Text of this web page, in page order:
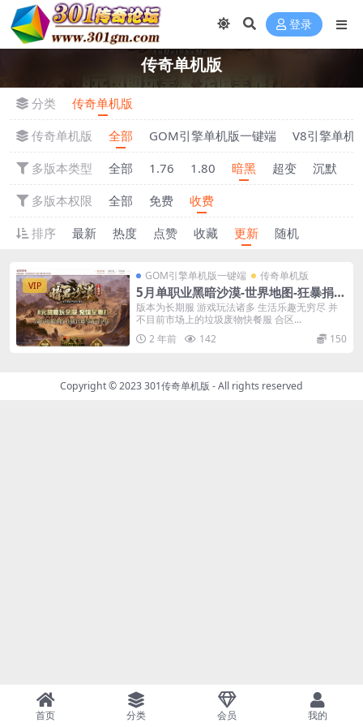
登录
传奇单机版
分类
传奇单机版
传奇单机版
全部 GOM引擎单机版一键端
V8引擎单机
多版本类型
全部 1.76 1.80 暗黑 超变 沉默
多版本权限
全部 免费
收费
排序
最新 热度 点赞 收藏 更新 随机
VIP
GOM引擎单机版一键端 传奇单机版
5月单职业黑暗沙漠-世界地图-狂暴捐献
魔体-附带GM后台一键端
版本为长期服 游戏玩法诸多 生活乐趣无穷尽 并
不目前市场上的垃圾废物快餐服 合区...
2 年前
142 150
Copyright © 2023301传奇单机版 - All rights reserved
首页 分类 会员 我的